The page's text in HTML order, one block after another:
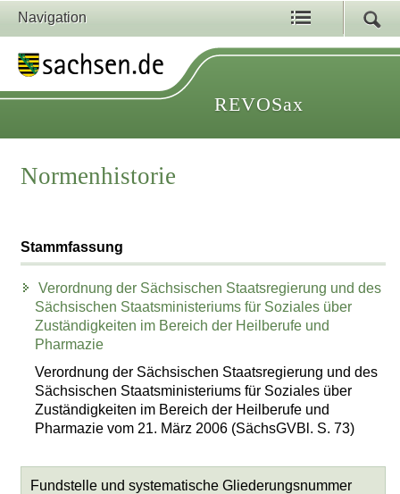
Navigation
REVOSax
Normenhistorie
Stammfassung
Verordnung der Sächsischen Staatsregierung und des
Sächsischen Staatsministeriums für Soziales über
Zuständigkeiten im Bereich der Heilberufe und
Pharmazie
Verordnung der Sächsischen Staatsregierung und des
Sächsischen Staatsministeriums für Soziales über
Zuständigkeiten im Bereich der Heilberufe und
Pharmazie vom 21. März 2006 (SächsGVBl. S. 73)
Fundstelle und systematische Gliederungsnummer